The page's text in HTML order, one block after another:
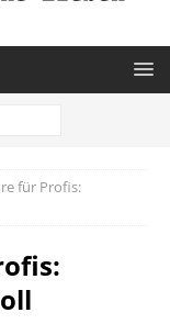
für Profis: